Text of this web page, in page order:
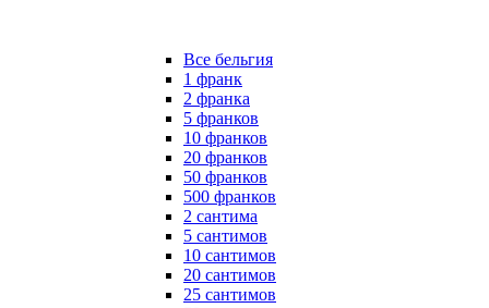
Все бельгия
1 франк
2 франка
5 франков
10 франков
20 франков
50 франков
500 франков
2 сантима
5 сантимов
10 сантимов
20 сантимов
25 сантимов